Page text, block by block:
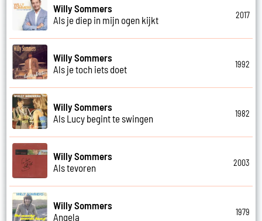
Willy Sommers
Als je diep in mijn ogen kijkt
2017
Willy Sommers
Als je toch iets doet
1992
Willy Sommers
Als Lucy begint te swingen
1982
Willy Sommers
Als tevoren
2003
Willy Sommers
Angela
1979